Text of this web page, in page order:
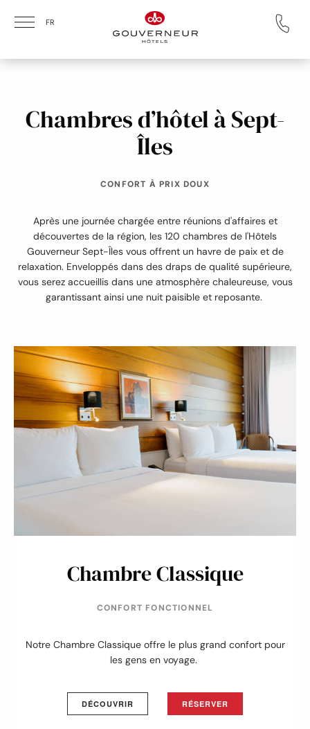
FR
Chambres d’hôtel à Sept-
Îles
CONFORT À PRIX DOUX
Après une journée chargée entre réunions d'affaires et
découvertes de la région, les 120 chambres de l'Hôtels
Gouverneur Sept-Îles vous offrent un havre de paix et de
relaxation. Enveloppés dans des draps de qualité supérieure,
vous serez accueillis dans une atmosphère chaleureuse, vous
garantissant ainsi une nuit paisible et reposante.
Chambre Classique
CONFORT FONCTIONNEL
Notre Chambre Classique offre le plus grand confort pour
les gens en voyage.
DÉCOUVRIR RÉSERVER